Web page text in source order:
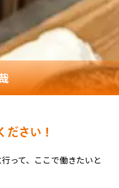
ださい！
って、ここで働きたいと